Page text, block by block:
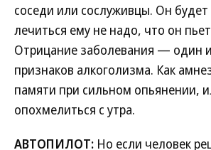
соседи или сослуживцы. Он будет
лечиться ему не надо, что он пьет
Отрицание заболевания — один
признаков алкоголизма. Как
памяти при сильном опьянении,
опохмелиться с утра.
АВТОПИЛОТ: Но если человек